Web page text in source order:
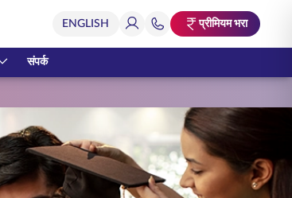
प्रीमियम भरा
संपर्क